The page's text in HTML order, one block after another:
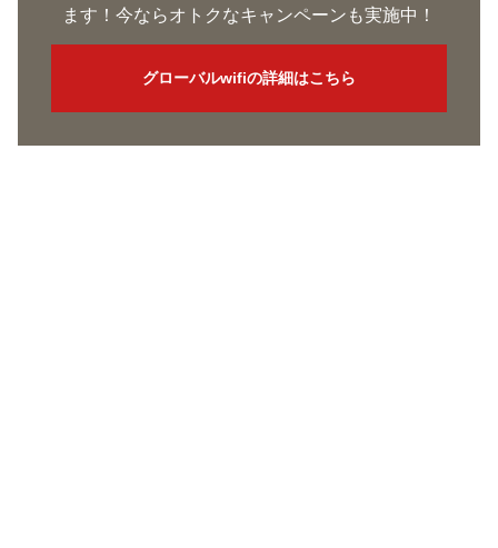
ます！今ならオトクなキャンペーンも実施中！
グローバルwifiの詳細はこちら